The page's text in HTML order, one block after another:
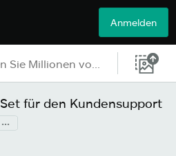
Anmelden
für den Kundensupport
...